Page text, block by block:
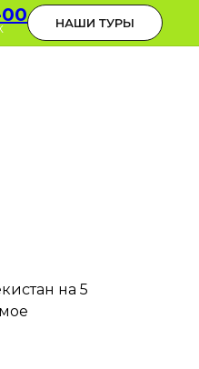
ЗВОНОК
НАШИ ТУРЫ
на 5